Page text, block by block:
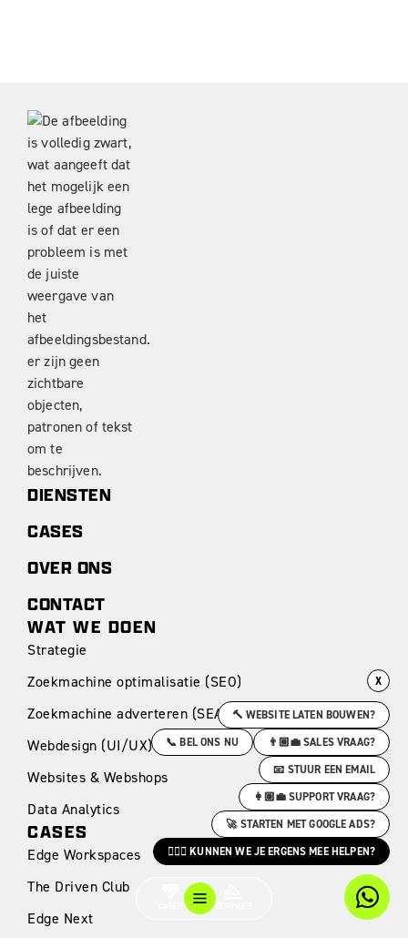
SERVICES
DIENSTEN
CASES
OVER ONS
CONTACT
WAT WE DOEN
Strategie
Zoekmachine optimalisatie (SEO)
Zoekmachine adverteren (SEA)
Webdesign (UI/UX)
Websites & Webshops
Data Analytics
CASES
Edge Workspaces
The Driven Club
Edge Next
X
🔨 WEBSITE LATEN BOUWEN?
📞 BEL ONS NU
👨🏼‍💼 SALES VRAAG?
📧 STUUR EEN EMAIL
👩🏽‍💼 SUPPORT VRAAG?
🚀 STARTEN MET GOOGLE ADS?
🙋🏻‍♀️ KUNNEN WE JE ERGENS MEE HELPEN?